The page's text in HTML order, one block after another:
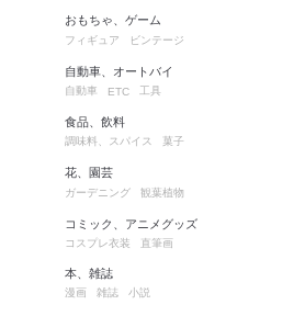
おもちゃ、ゲーム
フィギュア ビンテージ
自動車、オートバイ
自動車 ETC 工具
食品、飲料
調味料、スパイス 菓子
花、園芸
ガーデニング 観葉植物
コミック、アニメグッズ
コスプレ衣装 直筆画
本、雑誌
漫画 雑誌 小説